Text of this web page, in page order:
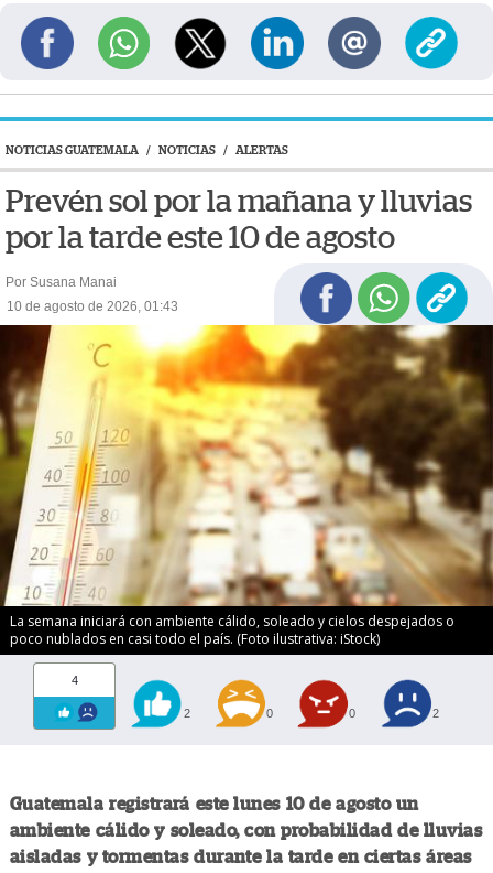
NOTICIAS GUATEMALA / NOTICIAS / ALERTAS
Prevén sol por la mañana y lluvias
por la tarde este 10 de agosto
Por Susana Manai
10 de agosto de 2026, 01:43
La semana iniciará con ambiente cálido, soleado y cielos despejados o
poco nublados en casi todo el país. (Foto ilustrativa: iStock)
4
2 0 0 2
Guatemala registrará este lunes 10 de agosto un
ambiente cálido y soleado, con probabilidad de lluvias
aisladas y tormentas durante la tarde en ciertas áreas